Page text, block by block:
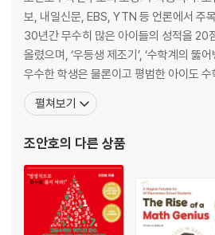
1-16. 분수의 위대한 성질
1-17. 왜 기약분수로 만들어야 할까?
1-18. 소수의 성질은 모두 분수로 설명하라
1-19. 7개의 소수만 외워라.
1-20. 소수는 10, 100, 1000과 친해요
1-21. 미지수: 아직은 알지 못하는 수
2부 +, -, ×, ÷의 의미: 수학은 수만이 계산된
2-1. 수식이란 무엇인가?
2-2. 더하기 기호(+): 모든 수는 기준이 같아
2-3. 분수의 덧셈: 역시 기준이 같아야 더한
보, 내일신문, EBS, YTN 등 언론에서 주
30년간 무수히 많은 아이들의 성적을 20
올렸으며, ‘우등생 제조기’, ‘수학계의 뚫
우수한 학생은 물론이고 평범한 아이도
호수학의 특징이다. 그만큼 수학 때문에
속 시원한 공부법을 제시한다. 그동안의 노하우를 집약한 애플리케이
능까지 흔들리지 않는 기본기를 길러주고
펼쳐보기
조안호의 다른 상품